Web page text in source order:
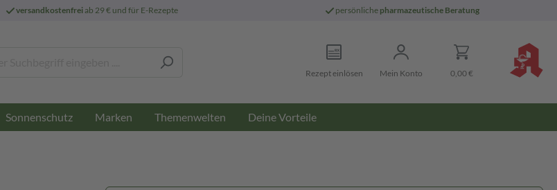
versandkostenfreiab 29 € und für E-Rezepte persönliche pharmazeutische Beratung
Rezept einlösen Mein Konto 0,00 €
Sonnenschutz Marken Themenwelten Deine Vorteile